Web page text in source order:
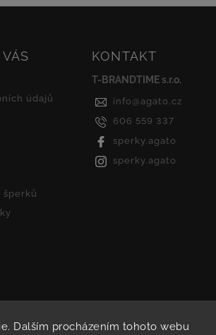
Dalším procházením tohoto webu
údajů
šperků
KONTAKT
T-BRANDTIME s.r.o.
info @agato.cz
606 559 337
sperky.agato
sperky.agato